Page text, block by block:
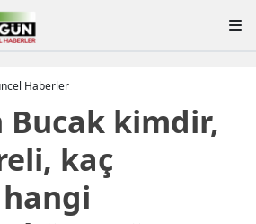
Haberler
Bucak kimdir,
kaç